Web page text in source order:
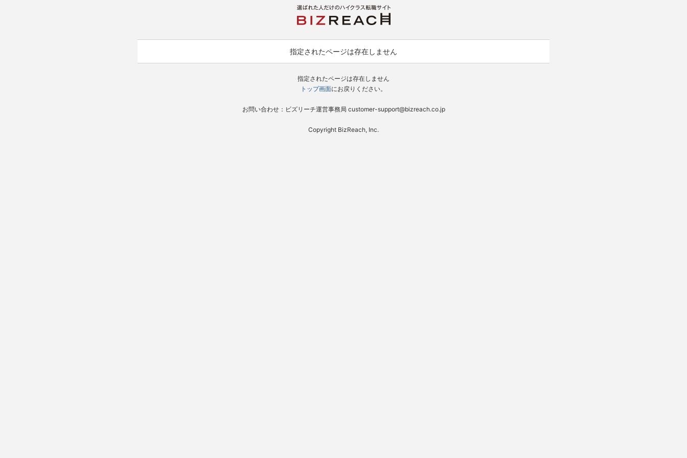
指定されたページは存在しません
指定されたページは存在しません
トップ画面にお戻りください。
お問い合わせ：ビズリーチ運営事務局 customer-support@bizreach.co.jp
Copyright BizReach, Inc.